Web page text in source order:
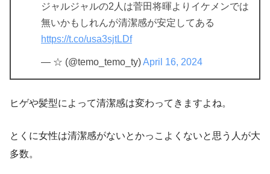
ジャルジャルの2人は菅田将暉よりイケメンでは
無いかもしれんが清潔感が安定してある
https://t.co/usa3sjtLDf
— ☆ (@temo_temo_ty)April 16, 2024
ヒゲや髪型によって清潔感は変わってきますよね。
とくに女性は清潔感がないとかっこよくないと思う人が大
多数。